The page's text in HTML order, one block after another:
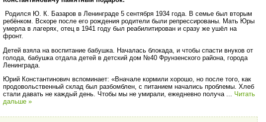
Родился Ю. К. Базаров в Ленинграде 5 сентября 1934 года. В семье был вторым
ребёнком. Вскоре после его рождения родители были репрессированы. Мать Юры
умерла в лагерях, отец в 1941 году был реабилитирован и сразу же ушёл на
фронт.
Детей взяла на воспитание бабушка. Началась блокада, и чтобы спасти внуков от
голода, бабушка отдала детей в детский дом №40 Фрунзенского района, города
Ленинграда.
Юрий Константинович вспоминает: «Вначале кормили хорошо, но после того, как
продовольственный склад был разбомблен, с питанием начались проблемы. Хлеб
стали давать не каждый день. Чтобы мы не умирали, ежедневно получа
Читать
дальше »